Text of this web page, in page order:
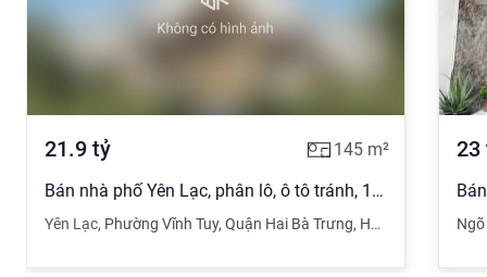
21.9 tỷ 145m²
Bán nhà phố Yên Lạc, phân lô, ô tô tránh, 145m2, mt 6.6m, 21.9 tỷ
Yên Lạc, Phường Vĩnh Tuy, Quận Hai Bà Trưng, Hà Nội
23